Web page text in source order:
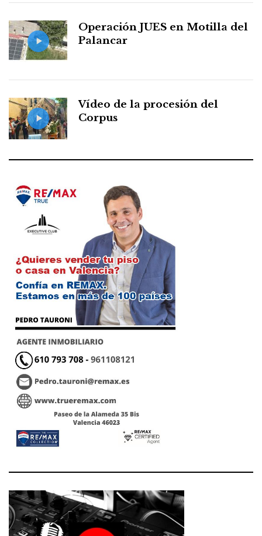
Operación JUES en Motilla del
Palancar
Vídeo de la procesión del
Corpus